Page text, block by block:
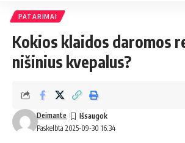
PATARIMAI
Kokios klaidos daromos
nišinius kvepalus?
Paskelbta 2025-09-30 16:34
Deimante